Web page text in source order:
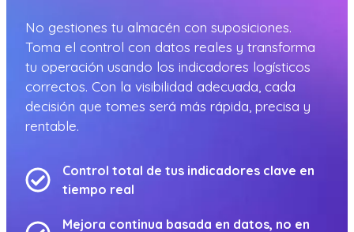
No gestiones tu almacén con suposiciones.
Toma el control con datos reales y transforma
tu operación usando los indicadores logísticos
correctos. Con la visibilidad adecuada, cada
decisión que tomes será más rápida, precisa y
rentable.
Control total de tus indicadores clave en
tiempo real
Mejora continua basada en datos, no en